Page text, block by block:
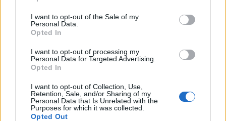
use your data for below specified purposes in below Google
consent section.
I want to opt-out of the Sale of my
Personal Data.
Opted In
I want to opt-out of processing my
Personal Data for Targeted Advertising.
Opted In
I want to opt-out of Collection, Use,
Retention, Sale, and/or Sharing of my
Personal Data that Is Unrelated with the
Purposes for which it was collected.
Opted Out
A languszta apró változata, ritka jószág, a
Bahamákról származik.